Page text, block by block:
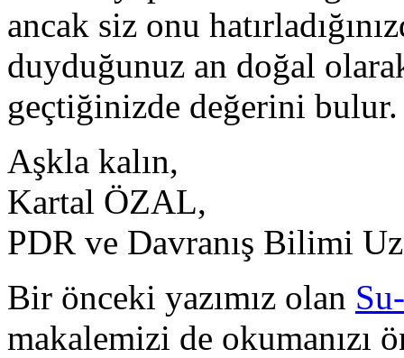
ancak siz onu
duyduğunuz an doğal
geçtiğinizde değerini bulur.
Aşkla kalın,
Kartal ÖZAL,
PDR ve Davranış Bilimi
Bir önceki yazımız olan
makalemizi de okumanızı